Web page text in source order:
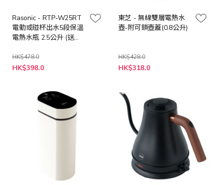
Rasonic - RTP-W25RT
電動或碰杯出水5段保溫
電熱水瓶 2.5公升 (送
1公升1枝, 價值$188, 送
完即止)
HK$478.0
特
殊
HK$398.0
東芝 - 無線雙層電熱水
壺-附可鎖壺蓋(0.8公升)
HK$428.0
特
殊
HK$318.0